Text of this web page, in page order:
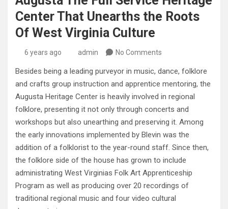
Center That Unearths the Roots
Of West Virginia Culture
6 years ago admin No Comments
Besides being a leading purveyor in music, dance, folklore
and crafts group instruction and apprentice mentoring, the
Augusta Heritage Center is heavily involved in regional
folklore, presenting it not only through concerts and
workshops but also unearthing and preserving it. Among
the early innovations implemented by Blevin was the
addition of a folklorist to the year-round staff. Since then,
the folklore side of the house has grown to include
administrating West Virginias Folk Art Apprenticeship
Program as well as producing over 20 recordings of
traditional regional music and four video cultural